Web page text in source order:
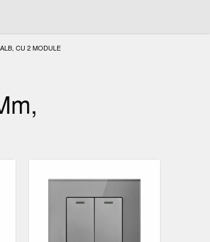
CU 2 MODULE